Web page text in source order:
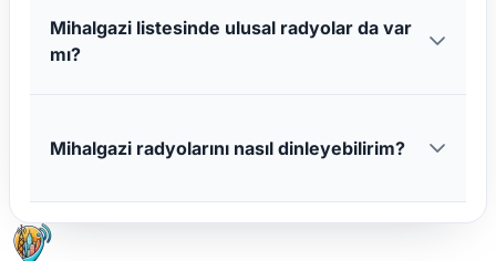
Mihalgazi listesinde ulusal radyolar da var
mı?
Mihalgazi radyolarını nasıl dinleyebilirim?